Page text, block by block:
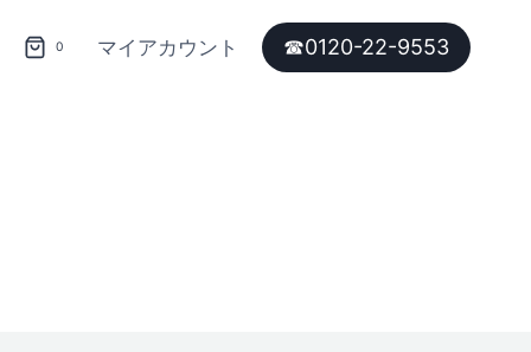
0 マイアカウント ☎︎0120-22-9553